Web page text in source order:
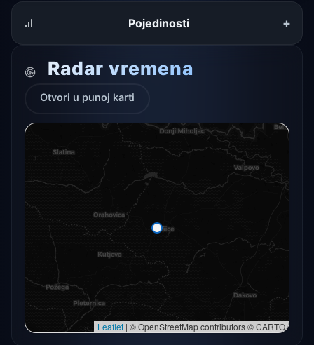
Pojedinosti +
Radar vremena
Otvori u punoj karti
Radarski snimak trenutno nije dostupan.
Otvori u punoj karti
Pokušaj ponovno
Otvori u punoj karti →
Leaflet | © OpenStreetMap contributors © CARTO